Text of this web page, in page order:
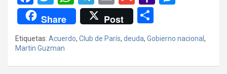
a
ce
b
o
wi
tt
er
h
at
s
A
el
e
gr
a
m
ail
m
ail
o
o
n
g
Share Post
o
m
p
Etiquetas: Acuerdo, Club de París, deuda, Gobierno nacional ,
Martin Guzman